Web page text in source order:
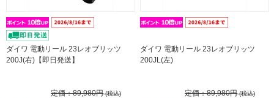
ダイワ 電動リール 23レオブリッツ
200J(右)【即日発送】
定価：89,980円(税込)
ダイワ 電動リール 23レオブリッツ
200JL(左)
定価：89,980円(税込)